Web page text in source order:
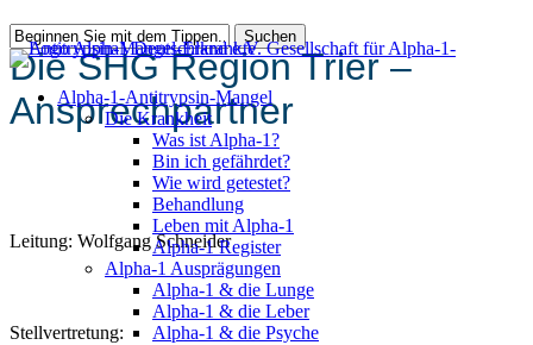
Hauptinhalt
springen
Suchen
Suche
schließen
Alpha-1-Antitrypsin-Mangel
Die Krankheit
Was ist Alpha-1?
Bin ich gefährdet?
Wie wird getestet?
Behandlung
Leben mit Alpha-1
Alpha-1 Register
Alpha-1 Ausprägungen
Alpha-1 & die Lunge
Alpha-1 & die Leber
Alpha-1 & die Psyche
Die SHG Region Trier –
Ansprechpartner
Leitung: Wolfgang Schneider
Stellvertretung: